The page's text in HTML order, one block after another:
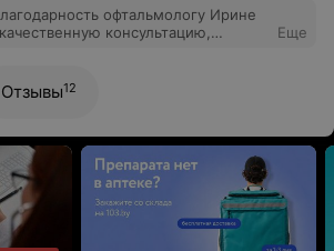
офтальмологу Ирине
консультацию,
Еще
Отзывы12